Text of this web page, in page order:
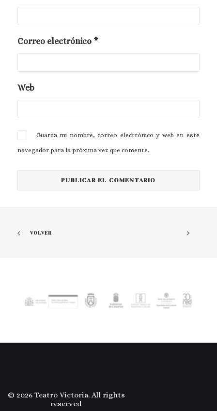
Correo electrónico *
Web
Guarda mi nombre, correo electrónico y web en este
navegador para la próxima vez que comente.
VOLVER
© 2026 Teatro Victoria. All rights
reserved